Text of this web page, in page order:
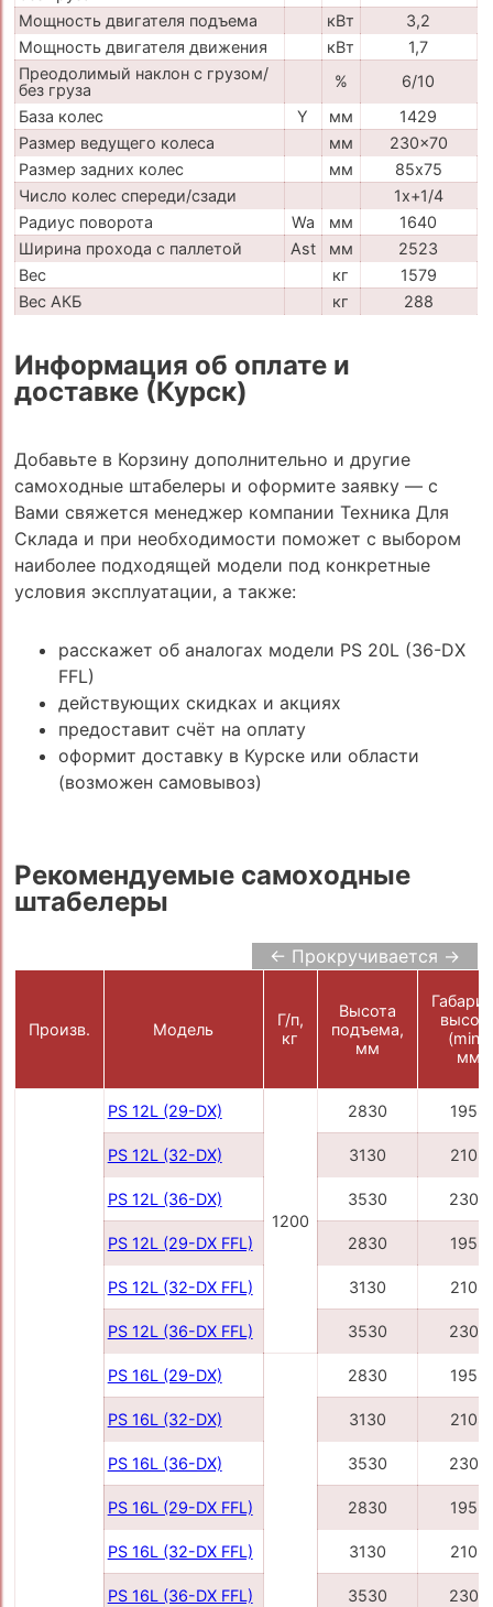
Мощность двигателя подъема
кВт
3,2
Мощность двигателя движения
кВт
1,7
Преодолимый наклон с грузом/
без груза
%
6/10
База колес
Y мм
1429
Размер ведущего колеса
мм
230x70
Размер задних колес
мм
85х75
Число колес спереди/сзади
1x+1/4
Радиус поворота
Wa мм
1640
Ширина прохода с паллетой
Ast мм
2523
Вес
кг
1579
Вес АКБ
кг 288
Информация об оплате и
доставке (Курск)
Добавьте в Корзину дополнительно и другие
самоходные штабелеры и оформите заявку — с
Вами свяжется менеджер компании Техника Для
Склада и при необходимости поможет с выбором
наиболее подходящей модели под конкретные
условия эксплуатации, а также:
расскажет об аналогах модели PS 20L (36-DX
FFL)
действующих скидках и акциях
предоставит счёт на оплату
оформит доставку в Курске или области
(возможен самовывоз)
Рекомендуемые самоходные
штабелеры
← Прокручивается →
Произв. Модель
Г/п,
кг
Высота
подъема,
мм
(min),
мм
PS 12L (29-DX)
1200
2830 1958
PS 12L (32-DX) 3130 2108
PS 12L (36-DX) 3530 2308
PS 12L (29-DX FFL) 2830 1958
PS 12L (32-DX FFL) 3130 2108
PS 12L (36-DX FFL) 3530 2308
PS 16L (29-DX) 2830 1958
PS 16L (32-DX) 3130 2108
PS 16L (36-DX) 3530 2308
PS 16L (29-DX FFL) 2830 1958
PS 16L (32-DX FFL) 3130 2108
PS 16L (36-DX FFL) 3530 2308